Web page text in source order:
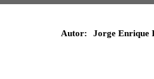
Autor: Jorge Enrique